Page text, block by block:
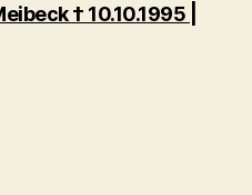
† 10.10.1995 |